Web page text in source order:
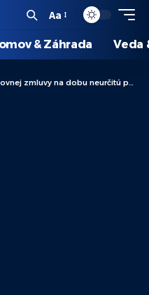
Aa
& Záhrada Veda
pre zamestnancov a zamestnávateľov: Prečo sa oplatí zvoliť si túto možnosť?